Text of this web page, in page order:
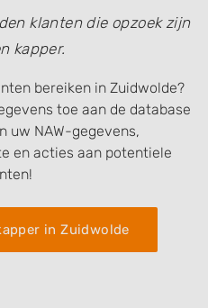
klanten die opzoek zijn
kapper.
bereiken in Zuidwolde?
toe aan de database
uw NAW-gegevens,
en acties aan potentiele
in Zuidwolde